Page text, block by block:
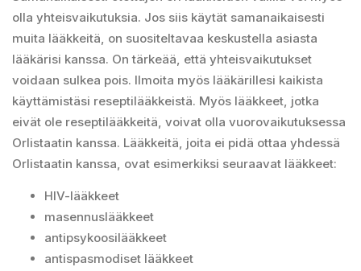
olla yhteisvaikutuksia. Jos siis käytät samanaikaisesti
muita lääkkeitä, on suositeltavaa keskustella asiasta
lääkärisi kanssa. On tärkeää, että yhteisvaikutukset
voidaan sulkea pois. Ilmoita myös lääkärillesi kaikista
käyttämistäsi reseptilääkkeistä. Myös lääkkeet, jotka
eivät ole reseptilääkkeitä, voivat olla vuorovaikutuksessa
Orlistaatin kanssa. Lääkkeitä, joita ei pidä ottaa yhdessä
Orlistaatin kanssa, ovat esimerkiksi seuraavat lääkkeet:
HIV-lääkkeet
masennuslääkkeet
antipsykoosilääkkeet
antispasmodiset lääkkeet